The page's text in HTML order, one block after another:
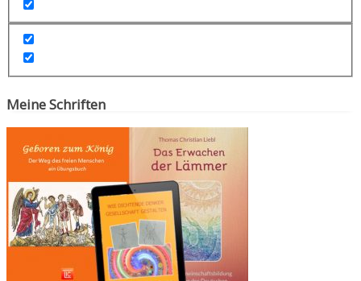
Meine Schriften